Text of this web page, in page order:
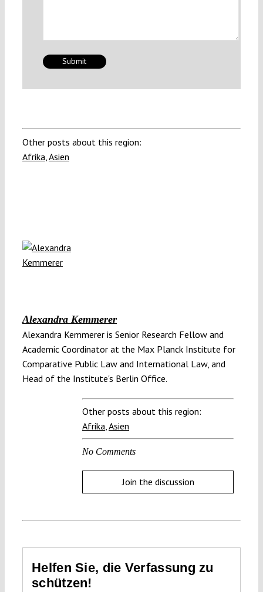
Other posts about this region:
Afrika Asien
Alexandra Kemmerer
Alexandra Kemmerer is Senior Research Fellow and
Academic Coordinator at the Max Planck Institute for
Comparative Public Law and International Law, and
Head of the Institute's Berlin Office.
Other posts about this region:
Afrika Asien
No Comments
Join the discussion
Helfen Sie, die Verfassung zu
schützen!